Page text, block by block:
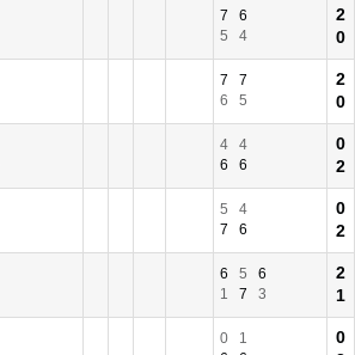
7
6
5
4
2
0
7
7
6
5
2
0
4
4
6
6
0
2
5
4
7
6
0
2
6 5
6
1
7 3
2
1
0
1
0